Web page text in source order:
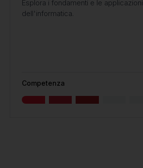
Esplora i fondamenti e le applicazioni
dell'informatica.
Competenza